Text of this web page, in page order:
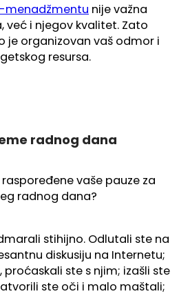
nije važna
već i njegov kvalitet. Zato
je organizovan vaš odmor i
resursa.
radnog dana
vaše pauze za
radnog dana?
stihijno. Odlutali ste na
diskusiju na Internetu;
ste s njim; izašli ste
ste oči i malo maštali;